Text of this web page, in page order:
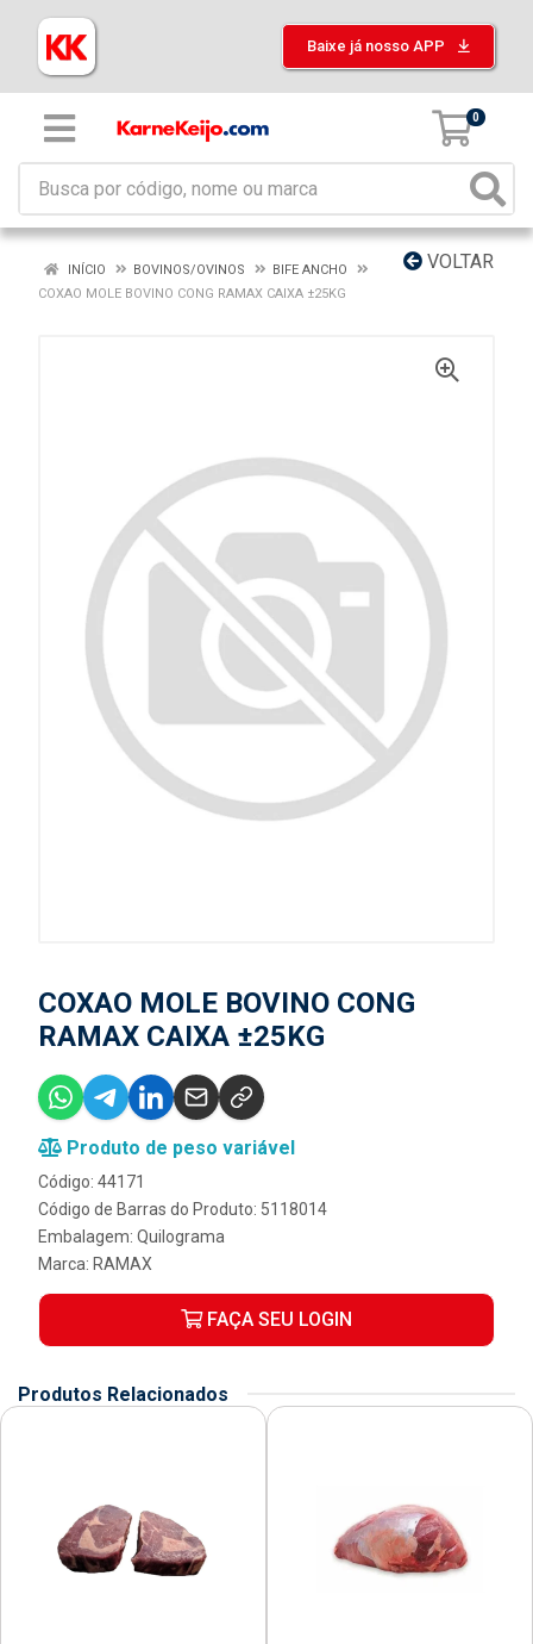
Baixe já nosso APP
0
VOLTAR
INÍCIO BOVINOS/OVINOS
BIFE ANCHO
COXAO MOLE BOVINO CONG RAMAX CAIXA ±25KG
COXAO MOLE BOVINO CONG
RAMAX CAIXA ±25KG
Produto de peso variável
Código: 44171
Código de Barras do Produto: 5118014
Embalagem: Quilograma
Marca: RAMAX
FAÇA SEU LOGIN
Produtos Relacionados